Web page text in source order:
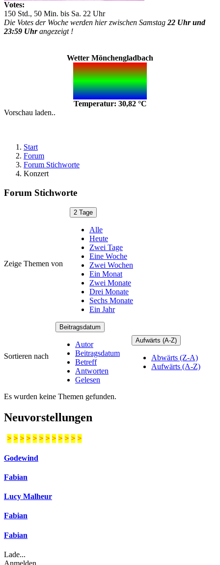
Votes:
150 Std., 50 Min. bis Sa. 22 Uhr
Die Votes der Woche werden hier zwischen Samstag 22 Uhr und
23:59 Uhrangezeigt !
Wetter Mönchengladbach
Temperatur: 30,82 °C
Vorschau laden..
Start
Forum
Forum Stichworte
Konzert
Forum Stichworte
Zeige Themen von
2 Tage
Alle
Heute
Zwei Tage
Eine Woche
Zwei Wochen
Ein Monat
Zwei Monate
Drei Monate
Sechs Monate
Ein Jahr
Sortieren nach
Beitragsdatum
Autor
Beitragsdatum
Betreff
Antworten
Gelesen
Aufwärts (A-Z)
Abwärts (Z-A)
Aufwärts (A-Z)
Es wurden keine Themen gefunden.
Neuvorstellungen
> > > > > > > > > > > >
Godewind
Fabian
Lucy Malheur
Fabian
Fabian
Lade...
Anmelden